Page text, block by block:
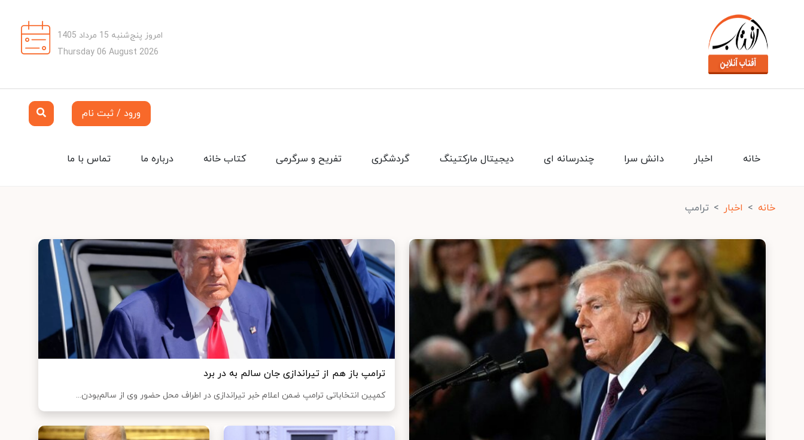
امروز پنج‌شنبه 15 مرداد 1405
Thursday 06 August 2026
ورود / ثبت نام
تماس با ما درباره ما کتاب خانه تفریح و سرگرمی گردشگری دیجیتال مارکتینگ چندرسانه ای دانش سرا اخبار خانه
خانه اخبار ترامپ
ترامپ باز هم از تیراندازی جان سالم به در برد
کمپین انتخاباتی ترامپ ضمن اعلام خبر تیراندازی در اطراف محل حضور وی از سالم‌بودن...